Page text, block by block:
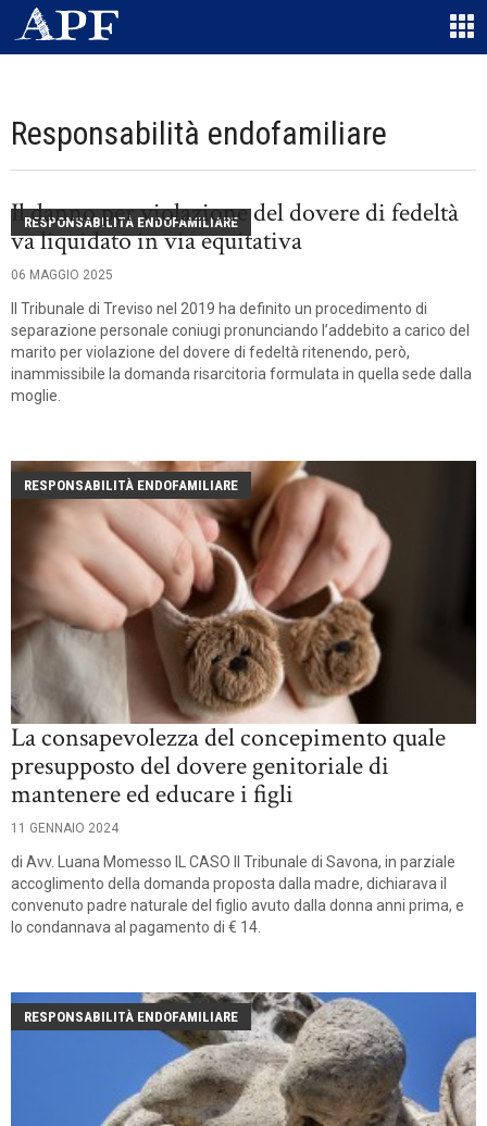
Responsabilità endofamiliare
RESPONSABILITÀ ENDOFAMILIARE
Il danno per violazione del dovere di fedeltà
va liquidato in via equitativa
06 MAGGIO 2025
Il Tribunale di Treviso nel 2019 ha definito un procedimento di
separazione personale coniugi pronunciando l’addebito a carico del
marito per violazione del dovere di fedeltà ritenendo, però,
inammissibile la domanda risarcitoria formulata in quella sede dalla
moglie.
RESPONSABILITÀ ENDOFAMILIARE
La consapevolezza del concepimento quale
presupposto del dovere genitoriale di
mantenere ed educare i figli
11 GENNAIO 2024
di Avv. Luana Momesso IL CASO Il Tribunale di Savona, in parziale
accoglimento della domanda proposta dalla madre, dichiarava il
convenuto padre naturale del figlio avuto dalla donna anni prima, e
lo condannava al pagamento di € 14.
RESPONSABILITÀ ENDOFAMILIARE